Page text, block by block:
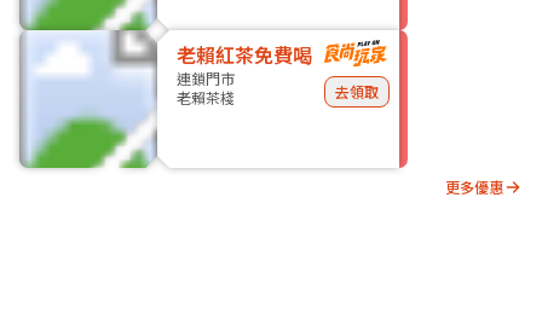
老賴紅茶免費喝
連鎖門市
老賴茶棧
去領取
更多優惠